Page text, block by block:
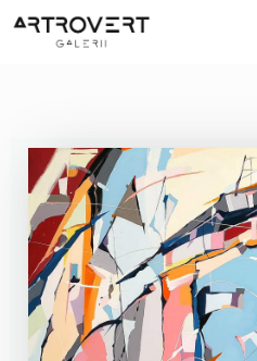
Skip